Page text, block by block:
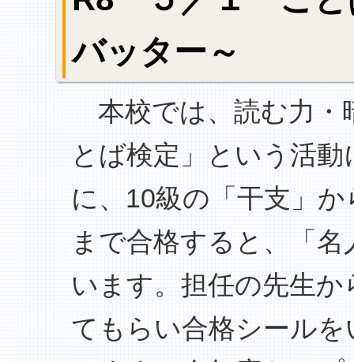
バッター～
本校では、読む力・
とば検定」という活
に、10級の「干支」
まで合格すると、「
います。担任の先生
てもらい合格シール